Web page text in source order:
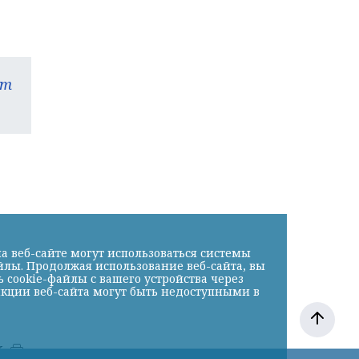
сайте могут использоваться системы
Продолжая использование веб-сайта, вы
файлы с вашего устройства через
веб-сайта могут быть недоступными в